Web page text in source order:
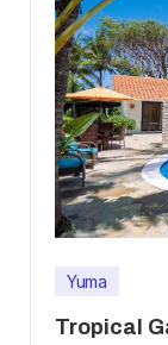
Yuma
Tropical